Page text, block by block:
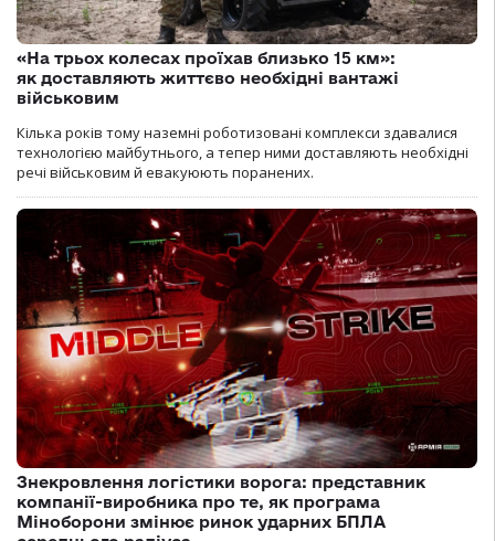
«На трьох колесах проїхав близько 15 км»:
як доставляють життєво необхідні вантажі
військовим
Кілька років тому наземні роботизовані комплекси здавалися
технологією майбутнього, а тепер ними доставляють необхідні
речі військовим й евакуюють поранених.
Знекровлення логістики ворога: представник
компанії-виробника про те, як програма
Міноборони змінює ринок ударних БПЛА